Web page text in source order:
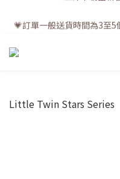
Little Twin Stars Series